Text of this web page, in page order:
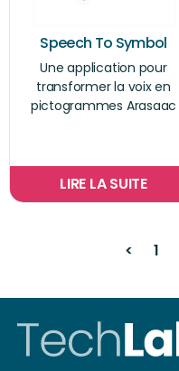
Speech To Symbol
Une application pour
transformer la voix en
pictogrammes Arasaac
LIRE LA SUITE
< 1